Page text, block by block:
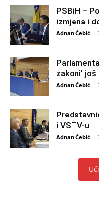
PSBiH –
izmjena i
Adnan Ćebić -
zakoni’
Adnan Ćebić -
i VSTV-u
Adnan Ćebić -